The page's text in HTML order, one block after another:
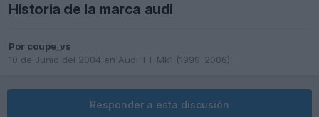
Historia de la marca audi
Por coupe_vs
10 de Junio del 2004 en Audi TT Mk1 (1999-2006)
Responder a esta discusión